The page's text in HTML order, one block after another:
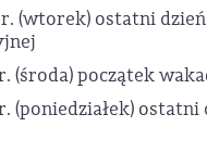
r. (wtorek) ostatni
(środa) początek
(poniedziałek)